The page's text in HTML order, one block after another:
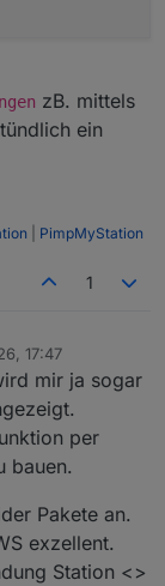
zB. mittels
ein
PimpMyStation
1
17:47
mir ja sogar
per
bauen.
Pakete an.
exzellent.
Station <>